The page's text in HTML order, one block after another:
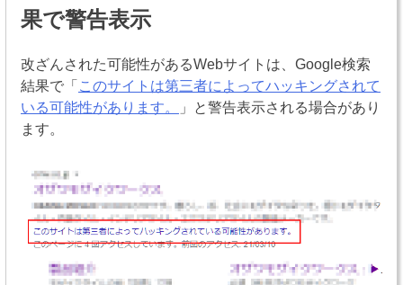
果で警告表示
改ざんされた可能性があるWebサイトは、Google検索
結果で「 このサイトは第三者によってハッキングされて
いる可能性があります。
」と警告表示される場合があり
ます。